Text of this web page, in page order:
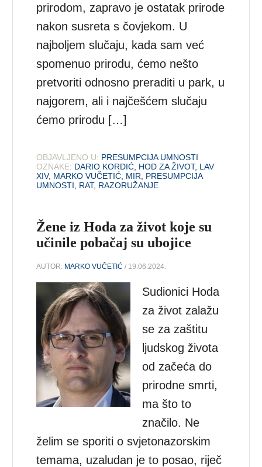
prirodom, zapravo je ostatak prirode
nakon susreta s čovjekom. U
najboljem slučaju, kada sam već
spomenuo prirodu, ćemo nešto
pretvoriti odnosno preraditi u park, u
najgorem, ali i najčešćem slučaju
ćemo prirodu […]
OBJAVLJENO U: PRESUMPCIJA UMNOSTI
OZNAKE: DARIO KORDIĆ HOD ZA ŽIVOT, LAV
XIV, MARKO VUČETIĆ MIR
PRESUMPCIJA
UMNOSTI
RAT, RAZORUŽANJE
Žene iz Hoda za život koje su
učinile pobačaj su ubojice
AUTOR: MARKO VUČETIĆ / 19.06.2024.
Sudionici Hoda
za život zalažu
se za zaštitu
ljudskog života
od začeća do
prirodne smrti,
ma što to
značilo. Ne
želim se sporiti o svjetonazorskim
temama, uzaludan je to posao, riječ